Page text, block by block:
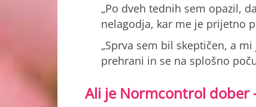
„Po dveh tednih sem opazil,
nelagodja, kar me je prijetno
„Sprva sem bil skeptičen, a
prehrani in se na splošno
Ali je Normcontrol dober